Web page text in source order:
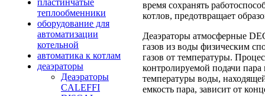
пластинчатые
теплообменники
оборудование для
автоматизации
котельной
автоматика к котлам
деаэраторы
Деаэраторы
CALEFFI
время сохранять
котлов, предотвращает
Деаэраторы атмосферные
газов из воды физическим
газов от температуры.
контролируемой подачи
температуры воды,
емкость пара, зависит от